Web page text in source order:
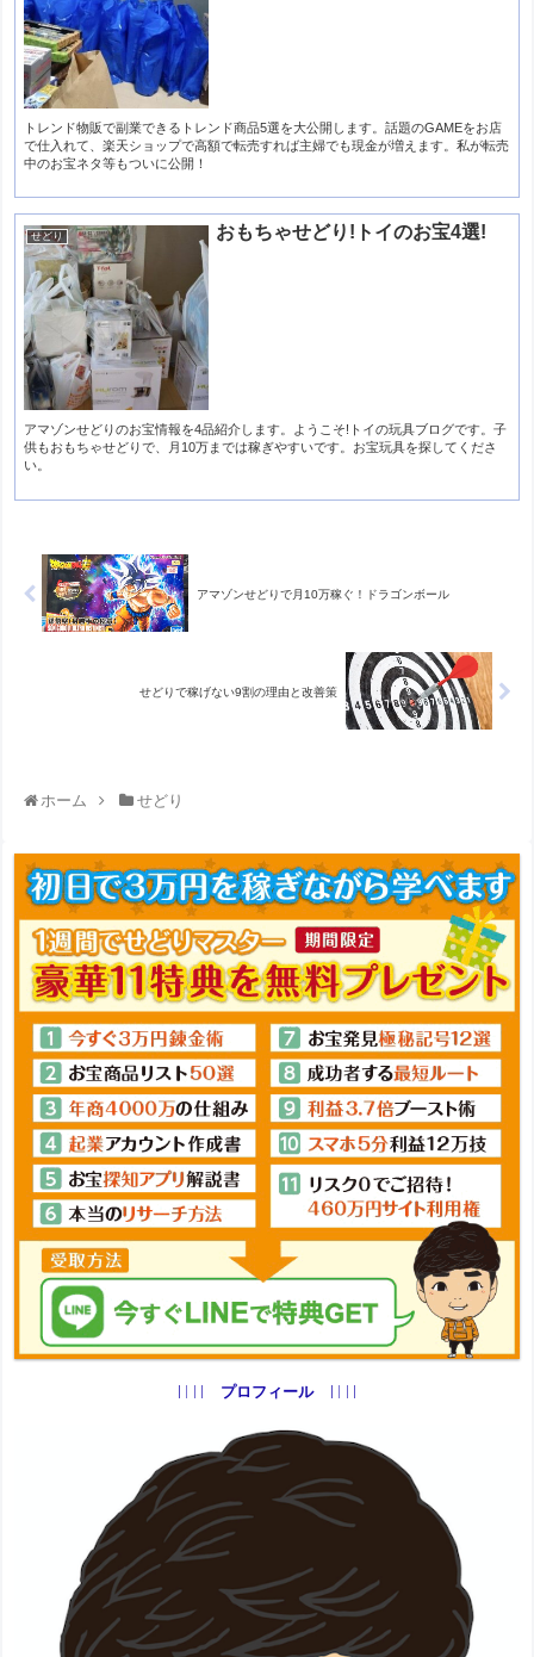
トレンド物販で副業できるトレンド商品5選を大公開します。話題のGAMEをお店
で仕入れて、楽天ショップで高額で転売すれば主婦でも現金が増えます。私が転売
中のお宝ネタ等もついに公開！
せどり おもちゃせどり!トイのお宝4選!
アマゾンせどりのお宝情報を4品紹介します。ようこそ!トイの玩具ブログです。子
供もおもちゃせどりで、月10万までは稼ぎやすいです。お宝玩具を探してくださ
い。
アマゾンせどりで月10万稼ぐ！ドラゴンボール
せどりで稼げない9割の理由と改善策
ホーム せどり
プロフィール